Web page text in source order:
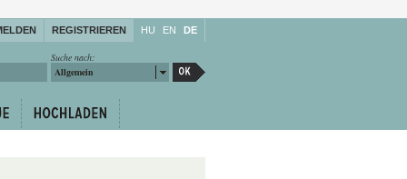
REGISTRIEREN HU EN DE
Suche nach:
Allgemein